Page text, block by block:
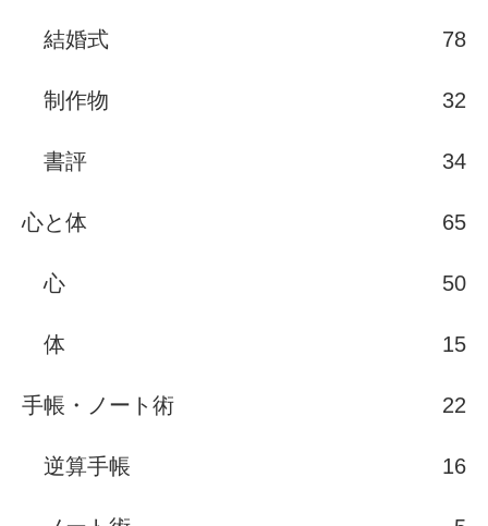
結婚式 78
制作物 32
書評 34
心と体 65
心 50
体 15
手帳・ノート術 22
逆算手帳 16